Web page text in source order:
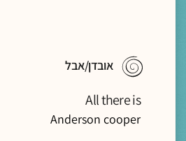
אובדן/אבל
All there is
Anderson cooper